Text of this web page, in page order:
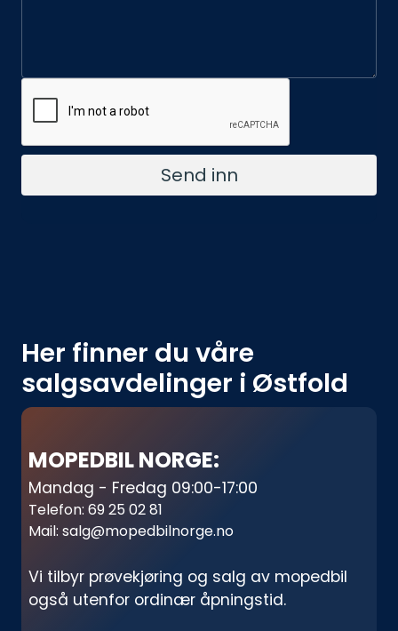
Her finner du våre
salgsavdelinger i Østfold
MOPEDBIL NORGE:
Mandag - Fredag 09:00-17:00
Telefon: 69 25 02 81
Mail: salg@mopedbilnorge.no
Vi tilbyr prøvekjøring og salg av mopedbil
også utenfor ordinær åpningstid.